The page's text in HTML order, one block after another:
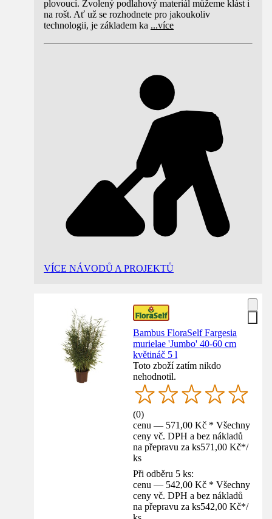
plovoucí. Zvolený podlahový materiál můžeme klást i
na rošt. Ať už se rozhodnete pro jakoukoliv
technologii, je základem ka ...více
VÍCE NÁVODŮ A PROJEKTŮ
Bambus FloraSelf Fargesia
murielae 'Jumbo' 40-60 cm
květináč 5 l
Toto zboží zatím nikdo
nehodnotil.
(0)
cenu — 571,00 Kč * Všechny
ceny vč. DPH a bez nákladů
na přepravu za ks571,00 Kč*/
ks
Při odběru 5 ks:
cenu — 542,00 Kč * Všechny
ceny vč. DPH a bez nákladů
na přepravu za ks542,00 Kč*/